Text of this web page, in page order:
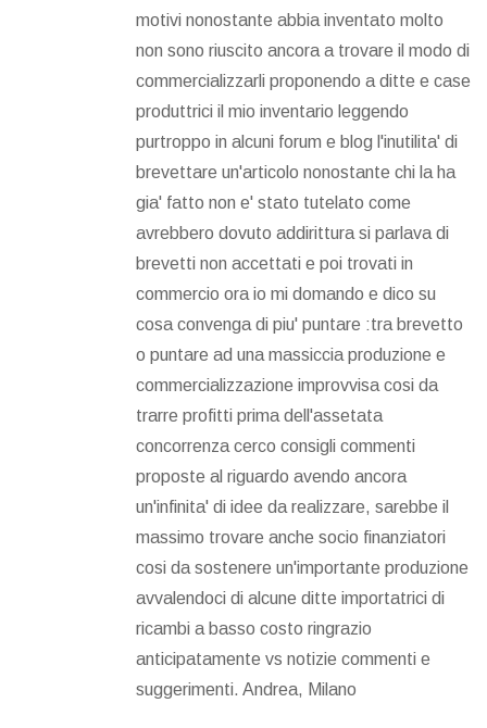
motivi nonostante abbia inventato molto
non sono riuscito ancora a trovare il modo di
commercializzarli proponendo a ditte e case
produttrici il mio inventario leggendo
purtroppo in alcuni forum e blog l'inutilita' di
brevettare un'articolo nonostante chi la ha
gia' fatto non e' stato tutelato come
avrebbero dovuto addirittura si parlava di
brevetti non accettati e poi trovati in
commercio ora io mi domando e dico su
cosa convenga di piu' puntare :tra brevetto
o puntare ad una massiccia produzione e
commercializzazione improvvisa cosi da
trarre profitti prima dell'assetata
concorrenza cerco consigli commenti
proposte al riguardo avendo ancora
un'infinita' di idee da realizzare, sarebbe il
massimo trovare anche socio finanziatori
cosi da sostenere un'importante produzione
avvalendoci di alcune ditte importatrici di
ricambi a basso costo ringrazio
anticipatamente vs notizie commenti e
suggerimenti. Andrea, Milano